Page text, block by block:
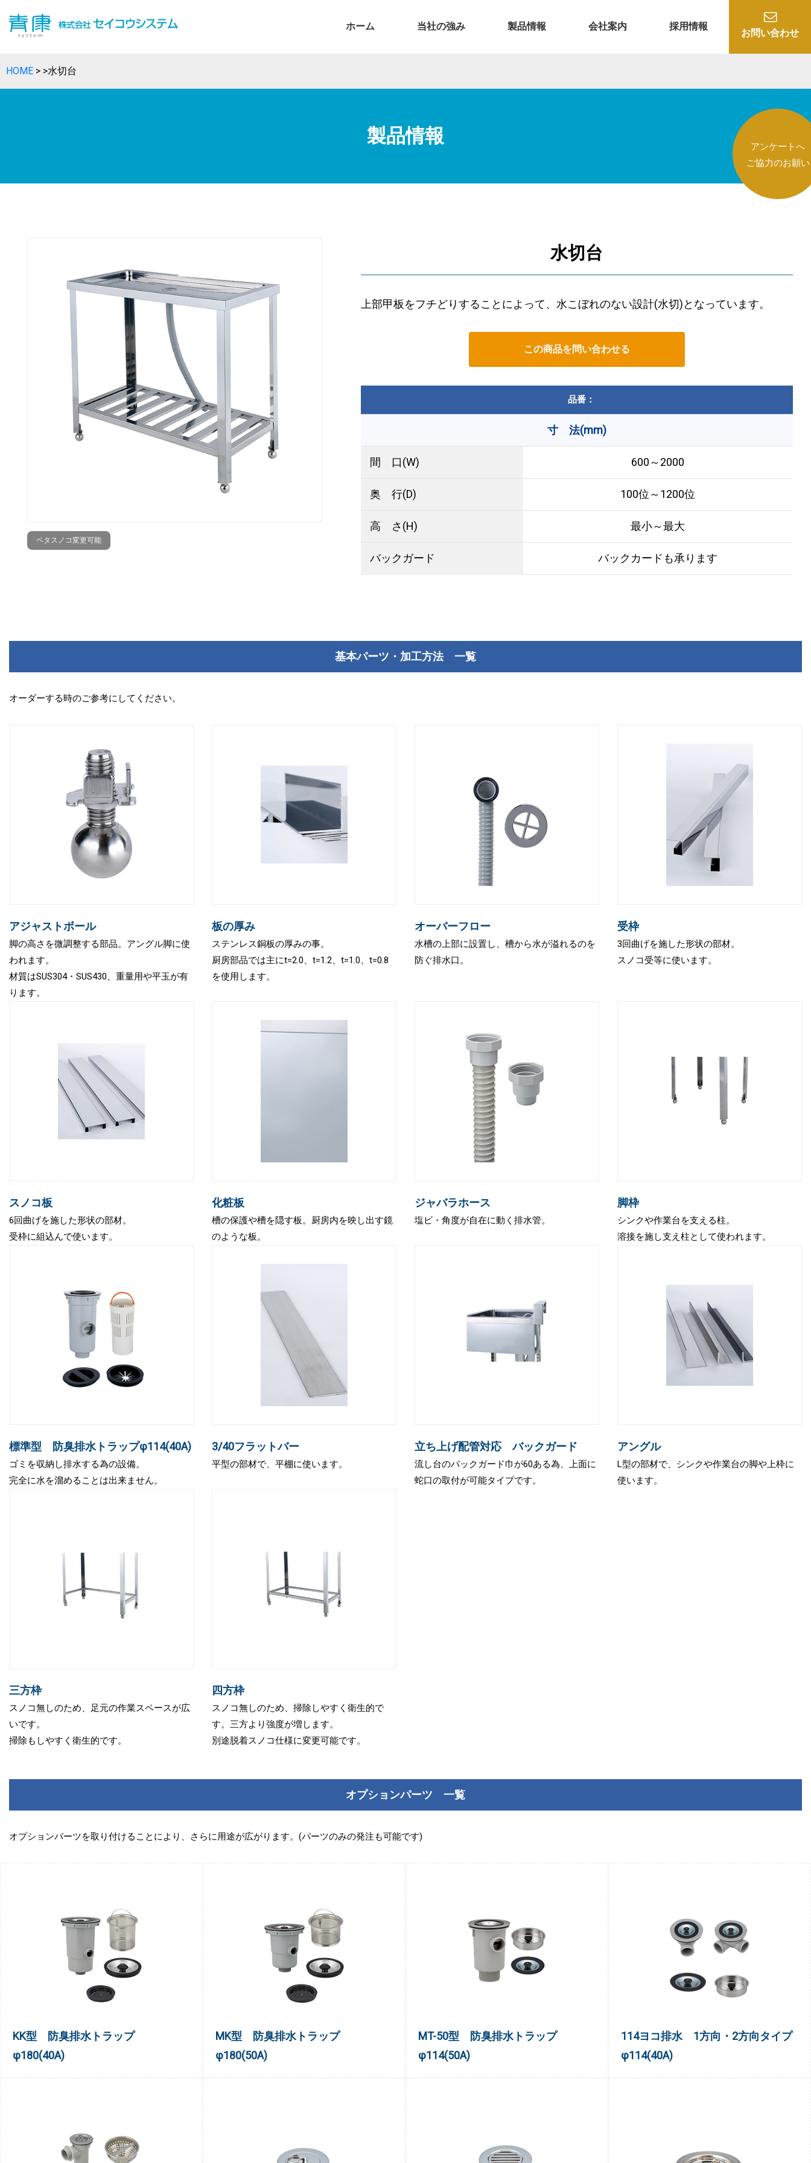
ホーム 当社の強み 製品情報 会社案内 採用情報
お問い合わせ
HOME > >水切台
製品情報
ベタスノコ変更可能
水切台
上部甲板をフチどりすることによって、水こぼれのない設計(水切)となっています。
この商品を問い合わせる
品番：
寸 法(mm)
間 口(W) 600～2000
奥 行(D) 100位～1200位
高 さ(H) 最小～最大
バックガード バックカードも承ります
基本パーツ・加工方法 一覧
オーダーする時のご参考にしてください。
アジャストボール
脚の高さを微調整する部品。アングル脚に使
われます。
材質はSUS304・SUS430、重量用や平玉が有
ります。
板の厚み
ステンレス銅板の厚みの事。
厨房部品では主にt=2.0、t=1.2、t=1.0、t=0.8
を使用します。
オーバーフロー
水槽の上部に設置し、槽から水が溢れるのを
防ぐ排水口。
受枠
3回曲げを施した形状の部材。
スノコ受等に使います。
スノコ板
6回曲げを施した形状の部材。
受枠に組込んで使います。
化粧板
槽の保護や槽を隠す板。厨房内を映し出す鏡
のような板。
ジャバラホース
塩ビ・角度が自在に動く排水管。
脚枠
シンクや作業台を支える柱。
溶接を施し支え柱として使われます。
標準型 防臭排水トラップφ114(40A)
ゴミを収納し排水する為の設備。
完全に水を溜めることは出来ません。
3/40フラットバー
平型の部材で、平棚に使います。
立ち上げ配管対応 バックガード
流し台のバックガード巾が60ある為、上面に
蛇口の取付が可能タイプです。
アングル
L型の部材で、シンクや作業台の脚や上枠に
使います。
三方枠
スノコ無しのため、足元の作業スペースが広
いです。
掃除もしやすく衛生的です。
四方枠
スノコ無しのため、掃除しやすく衛生的で
す。三方より強度が増します。
別途脱着スノコ仕様に変更可能です。
オプションパーツ 一覧
オプションパーツを取り付けることにより、さらに用途が広がります。(パーツのみの発注も可能です)
KK型 防臭排水トラップ
φ180(40A)
MK型 防臭排水トラップ
φ180(50A)
MT-50型 防臭排水トラップ
φ114(50A)
114ヨコ排水 1方向・2方向タイプ
φ114(40A)
アンケートへ
ご協力のお願い